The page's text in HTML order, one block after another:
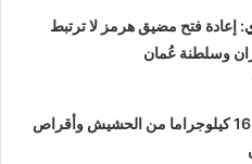
إعادة فتح مضيق هرمز لا ترتبط
وسلطنة عُمان
إحباط تهريب 16 كيلوجراما من الحشيش وأقراص